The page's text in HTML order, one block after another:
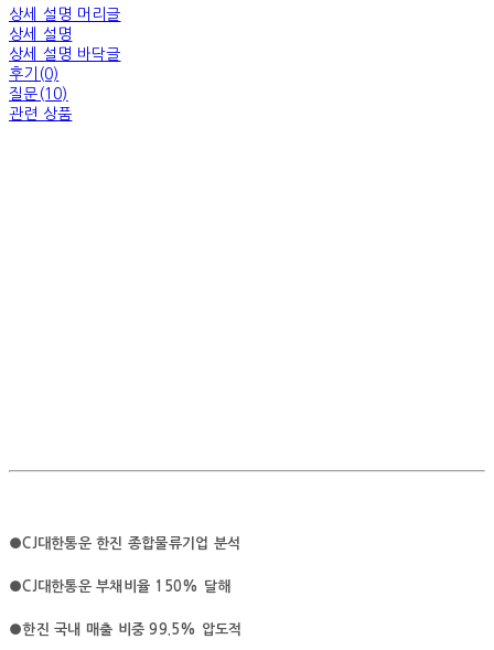
상세 설명 머리글
상세 설명
상세 설명 바닥글
후기(0)
질문(10)
관련 상품
●CJ대한통운 한진 종합물류기업 분석
●CJ대한통운 부채비율 150% 달해
●한진 국내 매출 비중 99.5% 압도적